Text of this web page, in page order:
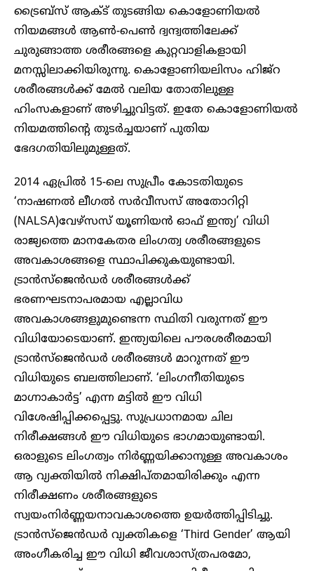
ട്രൈബ്‌സ് ആക്ട് തുടങ്ങിയ കൊളോണിയൽ
നിയമങ്ങൾ ആൺ-പെൺ ദ്വന്ദ്വത്തിലേക്ക്
ചുരുങ്ങാത്ത ശരീരങ്ങളെ കുറ്റവാളികളായി
മനസ്സിലാക്കിയിരുന്നു. കൊളോണിയലിസം ഹിജ്റ
ശരീരങ്ങൾക്ക് മേൽ വലിയ തോതിലുള്ള
ഹിംസകളാണ് അഴിച്ചുവിട്ടത്. ഇതേ കൊളോണിയൽ
നിയമത്തിന്റെ തുടർച്ചയാണ് പുതിയ
ഭേദഗതിയിലുമുള്ളത്.
2014 ഏപ്രിൽ 15-ലെ സുപ്രീം കോടതിയുടെ
‘നാഷണൽ ലീഗൽ സർവീസസ് അതോറിറ്റി
(NALSA)വേഴ്‌സസ് യൂണിയൻ ഓഫ് ഇന്ത്യ’ വിധി
രാജ്യത്തെ മാനകേതര ലിംഗത്വ ശരീരങ്ങളുടെ
അവകാശങ്ങളെ സ്ഥാപിക്കുകയുണ്ടായി.
ട്രാൻസ്ജെൻഡർ ശരീരങ്ങൾക്ക്
ഭരണഘടനാപരമായ എല്ലാവിധ
അവകാശങ്ങളുമുണ്ടെന്ന സ്ഥിതി വരുന്നത് ഈ
വിധിയോടെയാണ്. ഇന്ത്യയിലെ പൗരശരീരമായി
ട്രാൻസ്ജെൻഡർ ശരീരങ്ങൾ മാറുന്നത് ഈ
വിധിയുടെ ബലത്തിലാണ്. ‘ലിംഗനീതിയുടെ
മാഗ്നാകാർട്ട’ എന്ന മട്ടിൽ ഈ വിധി
വിശേഷിപ്പിക്കപ്പെട്ടു. സുപ്രധാനമായ ചില
നിരീക്ഷങ്ങൾ ഈ വിധിയുടെ ഭാഗമായുണ്ടായി.
ഒരാളുടെ ലിംഗത്വം നിർണ്ണയിക്കാനുള്ള അവകാശം
ആ വ്യക്തിയിൽ നിക്ഷിപ്തമായിരിക്കും എന്ന
നിരീക്ഷണം ശരീരങ്ങളുടെ
സ്വയംനിർണ്ണയനാവകാശത്തെ ഉയർത്തിപ്പിടിച്ചു.
ട്രാൻസ്‌ജെൻഡർ വ്യക്തികളെ ‘Third Gender’ ആയി
അംഗീകരിച്ച ഈ വിധി ജീവശാസ്ത്രപരമോ,